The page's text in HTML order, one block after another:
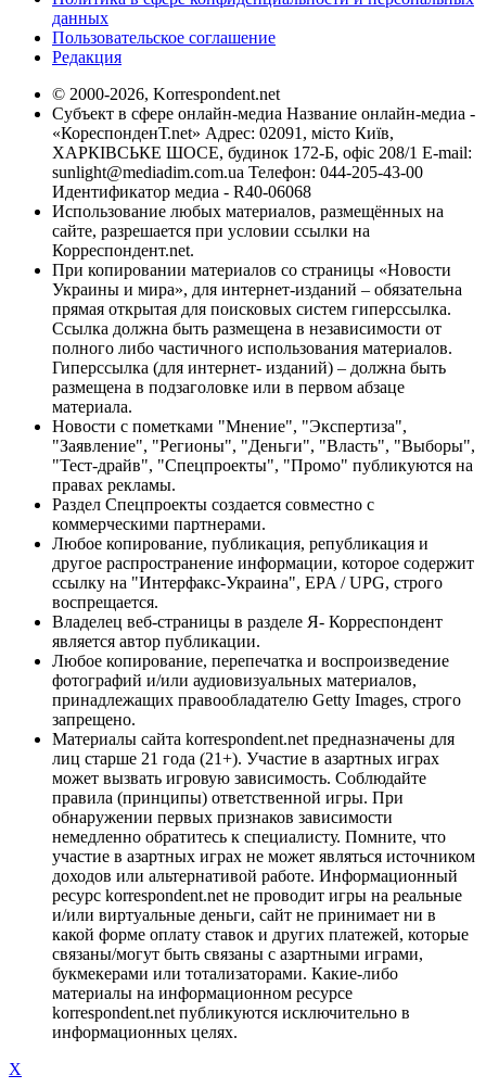
данных
Пользовательское соглашение
Редакция
© 2000-2026, Korrespondent.net
Субъект в сфере онлайн-медиа Название онлайн-медиа -
«КореспонденТ.net» Адрес: 02091, місто Київ,
ХАРКІВСЬКЕ ШОСЕ, будинок 172-Б, офіс 208/1 E-mail:
sunlight@mediadim.com.ua Телефон: 044-205-43-00
Идентификатор медиа - R40-06068
Использование любых материалов, размещённых на
сайте, разрешается при условии ссылки на
Корреспондент.net.
При копировании материалов со страницы «Новости
Украины и мира», для интернет-изданий – обязательна
прямая открытая для поисковых систем гиперссылка.
Ссылка должна быть размещена в независимости от
полного либо частичного использования материалов.
Гиперссылка (для интернет- изданий) – должна быть
размещена в подзаголовке или в первом абзаце
материала.
Новости с пометками "Мнение", "Экспертиза",
"Заявление", "Регионы", "Деньги", "Власть", "Выборы",
"Тест-драйв", "Спецпроекты", "Промо" публикуются на
правах рекламы.
Раздел Спецпроекты создается совместно с
коммерческими партнерами.
Любое копирование, публикация, републикация и
другое распространение информации, которое содержит
ссылку на "Интерфакс-Украина", EPA / UPG, строго
воспрещается.
Владелец веб-страницы в разделе Я- Корреспондент
является автор публикации.
Любое копирование, перепечатка и воспроизведение
фотографий и/или аудиовизуальных материалов,
принадлежащих правообладателю Getty Images, строго
запрещено.
Материалы сайта korrespondent.net предназначены для
лиц старше 21 года (21+). Участие в азартных играх
может вызвать игровую зависимость. Соблюдайте
правила (принципы) ответственной игры. При
обнаружении первых признаков зависимости
немедленно обратитесь к специалисту. Помните, что
участие в азартных играх не может являться источником
доходов или альтернативой работе. Информационный
ресурс korrespondent.net не проводит игры на реальные
и/или виртуальные деньги, сайт не принимает ни в
какой форме оплату ставок и других платежей, которые
связаны/могут быть связаны с азартными играми,
букмекерами или тотализаторами. Какие-либо
материалы на информационном ресурсе
korrespondent.net публикуются исключительно в
информационных целях.
X